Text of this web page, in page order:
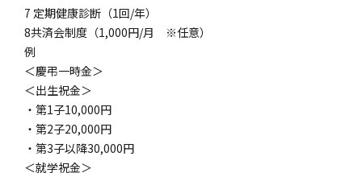
7 定期健康診断（1回/年）
8共済会制度（1,000円/月 ※任意）
例
＜慶弔一時金＞
＜出生祝金＞
・第1子10,000円
・第2子20,000円
・第3子以降30,000円
＜就学祝金＞